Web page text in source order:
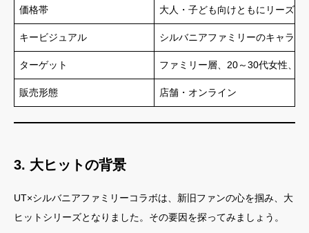
価格帯 大人・子ども向けともにリーズナ
キービジュアル シルバニアファミリーのキャラク
ターゲット ファミリー層、20～30代女性、
販売形態 店舗・オンライン
3. 大ヒットの背景
UT×シルバニアファミリーコラボは、新旧ファンの心を掴み、大
ヒットシリーズとなりました。その要因を探ってみましょう。